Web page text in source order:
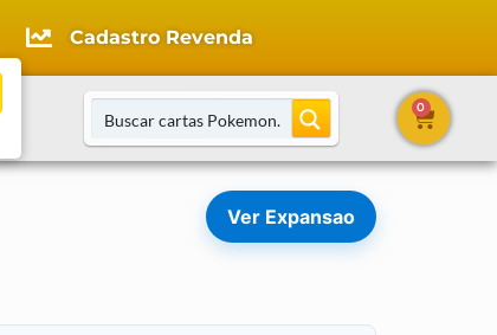
Cadastro Revenda
0
Ver Expansao